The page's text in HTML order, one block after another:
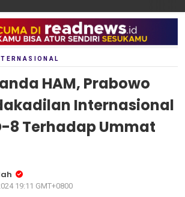
HAM, Prabowo
Internasional
8 Terhadap Ummat
19:11 GMT+0800